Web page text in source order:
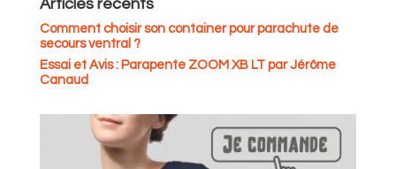
Articles récents
Comment choisir son container pour parachute de
secours ventral ?
Essai et Avis : Parapente ZOOM XB LT par Jérôme
Canaud